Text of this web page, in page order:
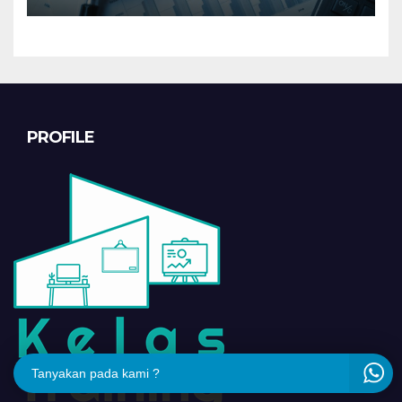
PROFILE
Tanyakan pada kami ?